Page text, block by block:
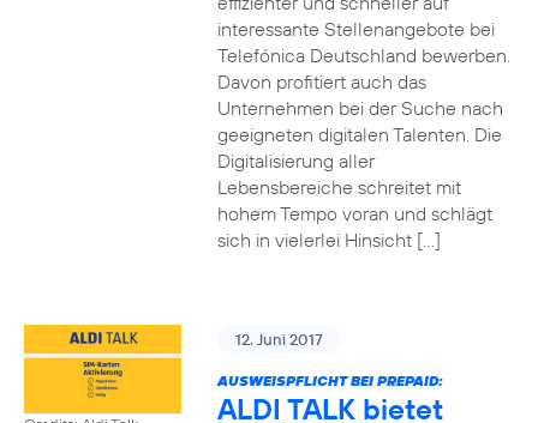
interessante Stellenangebote bei
Telefónica Deutschland bewerben.
Davon profitiert auch das
Unternehmen bei der Suche nach
geeigneten digitalen Talenten. Die
Digitalisierung aller
Lebensbereiche schreitet mit
hohem Tempo voran und schlägt
sich in vielerlei Hinsicht […]
12. Juni 2017
AUSWEISPFLICHT BEI PREPAID:
ALDI TALK bietet